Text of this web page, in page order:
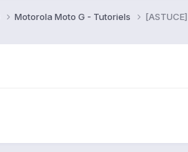
Motorola Moto G - Tutoriels